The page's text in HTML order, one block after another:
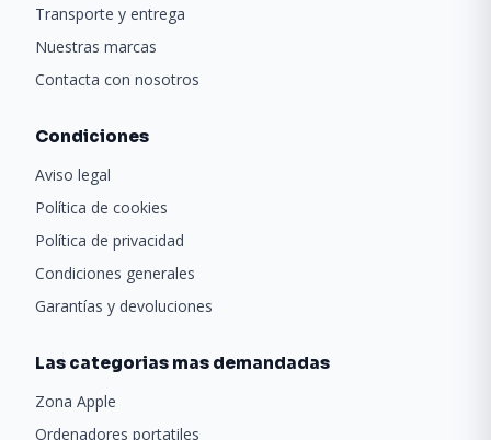
Transporte y entrega
Nuestras marcas
Contacta con nosotros
Condiciones
Aviso legal
Política de cookies
Política de privacidad
Condiciones generales
Garantías y devoluciones
Las categorias mas demandadas
Zona Apple
Ordenadores portatiles